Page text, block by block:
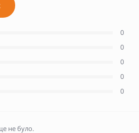
0
0
0
0
0
не було.